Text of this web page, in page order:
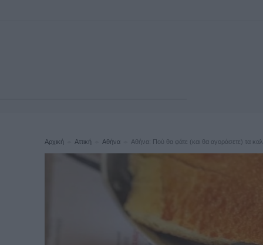
Αρχική Αττική Αθήνα Αθήνα: Πού θα φάτε (και θα αγοράσετε) τα